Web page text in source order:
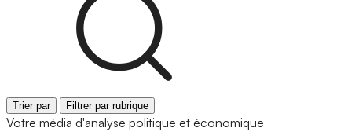
Trier par Filtrer par rubrique
Votre média d'analyse politique et économique